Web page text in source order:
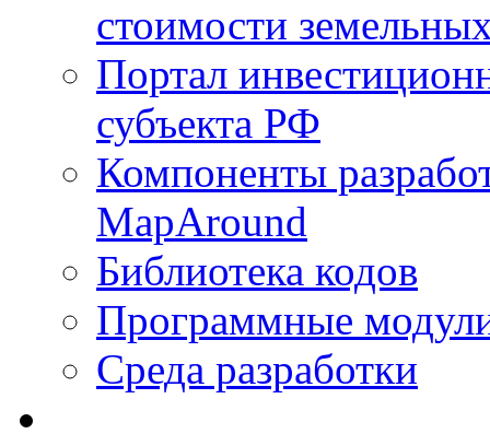
стоимости
Портал
субъекта РФ
Компоненты
MapAround
Библиотека кодов
Программные
Среда разработки